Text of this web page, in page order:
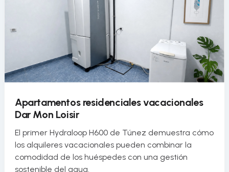
Apartamentos residenciales vacacionales
Dar Mon Loisir
El primer Hydraloop H600 de Túnez demuestra cómo
los alquileres vacacionales pueden combinar la
comodidad de los huéspedes con una gestión
sostenible del agua.